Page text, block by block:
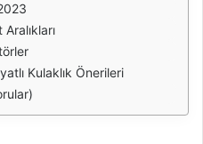
Kulaklık Önerileri